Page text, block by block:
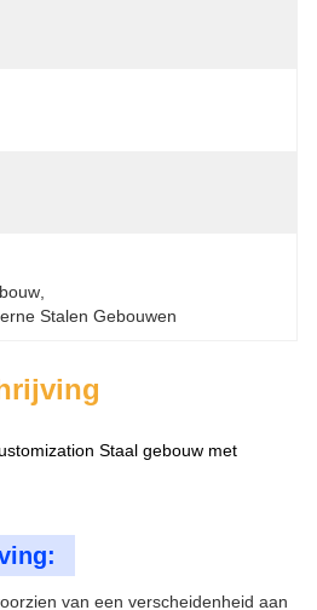
Stalen Gebouwen
Staal gebouw met
van een verscheidenheid aan